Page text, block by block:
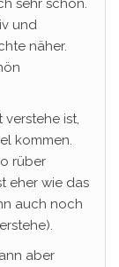
und
näher.
ist,
kommen.
rüber
eher wie das
auch noch
aber